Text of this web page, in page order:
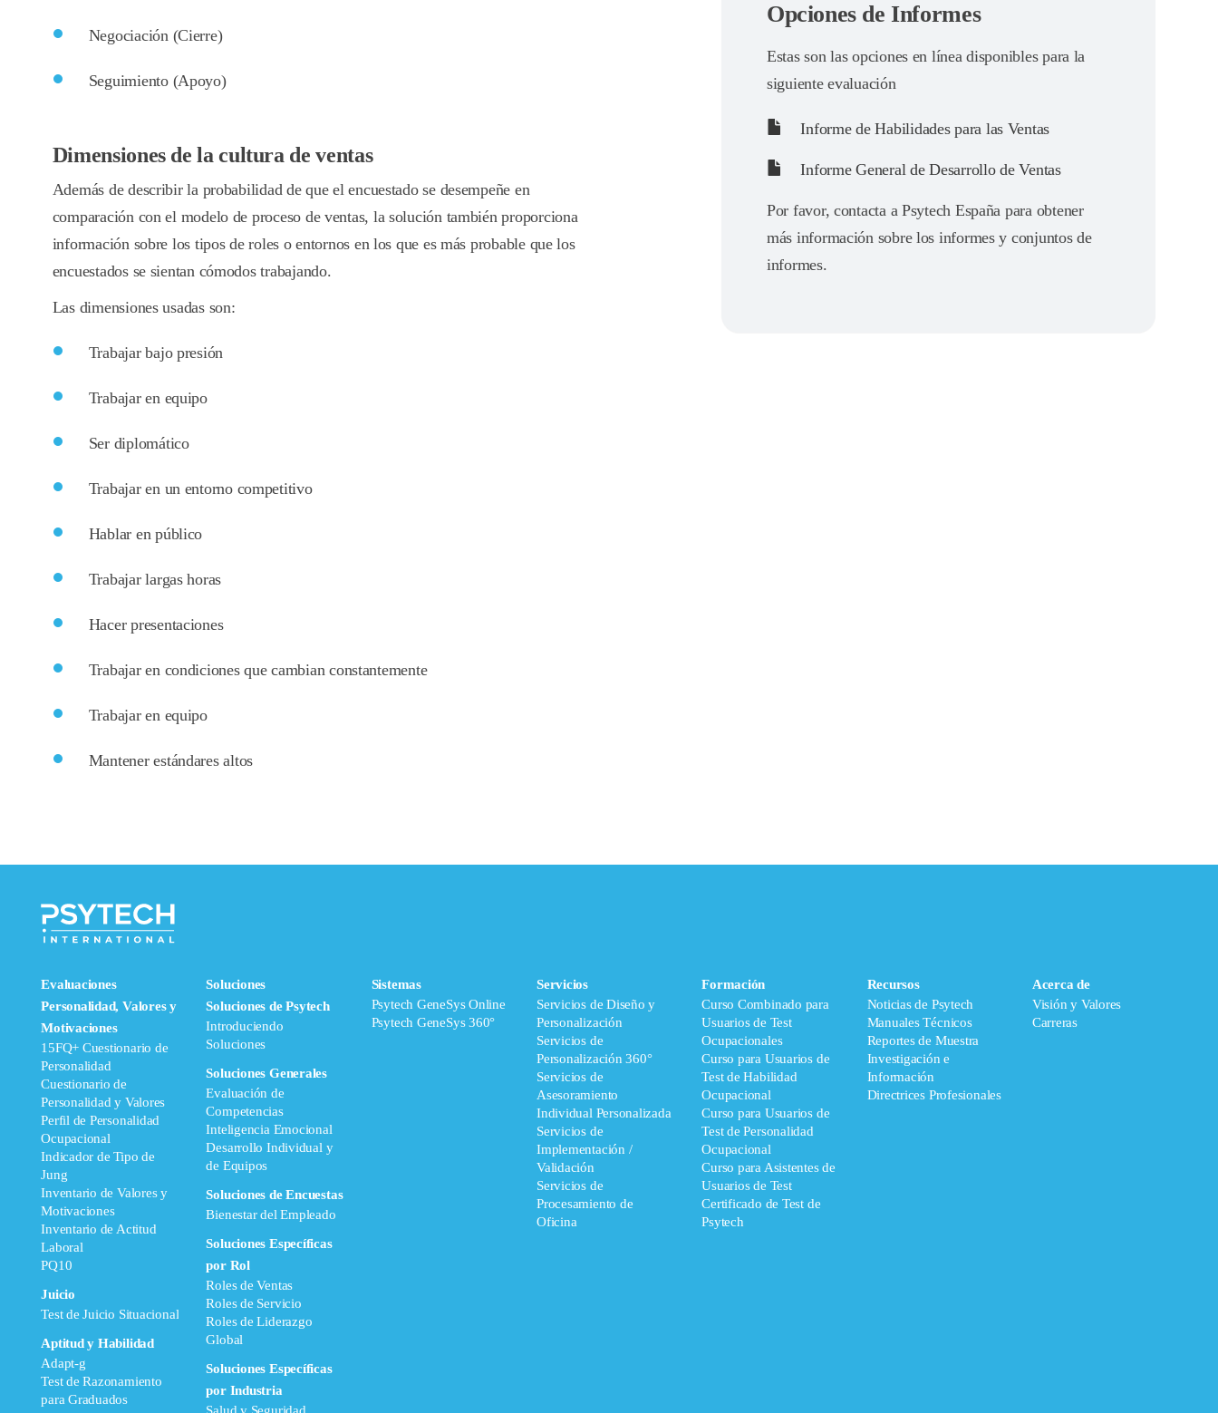
Negociación (Cierre)
Seguimiento (Apoyo)
Dimensiones de la cultura de ventas
Además de describir la probabilidad de que el encuestado se desempeñe en
comparación con el modelo de proceso de ventas, la solución también proporciona
información sobre los tipos de roles o entornos en los que es más probable que los
encuestados se sientan cómodos trabajando.
Las dimensiones usadas son:
Trabajar bajo presión
Trabajar en equipo
Ser diplomático
Trabajar en un entorno competitivo
Hablar en público
Trabajar largas horas
Hacer presentaciones
Trabajar en condiciones que cambian constantemente
Trabajar en equipo
Mantener estándares altos
Opciones de Informes
Estas son las opciones en línea disponibles para la
siguiente evaluación
Informe de Habilidades para las Ventas
Informe General de Desarrollo de Ventas
Por favor, contacta a Psytech España para obtener
más información sobre los informes y conjuntos de
informes.
Evaluaciones
Personalidad, Valores y
Motivaciones
15FQ+ Cuestionario de
Personalidad
Cuestionario de
Personalidad y Valores
Perfil de Personalidad
Ocupacional
Indicador de Tipo de
Jung
Inventario de Valores y
Motivaciones
Inventario de Actitud
Laboral
PQ10
Juicio
Test de Juicio Situacional
Aptitud y Habilidad
Adapt-g
Test de Razonamiento
para Graduados
Soluciones
Soluciones de Psytech
Introduciendo
Soluciones
Soluciones Generales
Evaluación de
Competencias
Inteligencia Emocional
Desarrollo Individual y
de Equipos
Soluciones de Encuestas
Bienestar del Empleado
Soluciones Específicas
por Rol
Roles de Ventas
Roles de Servicio
Roles de Liderazgo
Global
Soluciones Específicas
por Industria
Sistemas
Psytech GeneSys Online
Psytech GeneSys 360°
Servicios
Servicios de Diseño y
Personalización
Servicios de
Personalización 360°
Servicios de
Asesoramiento
Individual Personalizada
Servicios de
Implementación /
Validación
Servicios de
Procesamiento de
Oficina
Formación
Curso Combinado para
Usuarios de Test
Ocupacionales
Curso para Usuarios de
Test de Habilidad
Ocupacional
Curso para Usuarios de
Test de Personalidad
Ocupacional
Curso para Asistentes de
Usuarios de Test
Certificado de Test de
Psytech
Recursos
Noticias de Psytech
Manuales Técnicos
Reportes de Muestra
Investigación e
Información
Directrices Profesionales
Acerca de
Visión y Valores
Carreras